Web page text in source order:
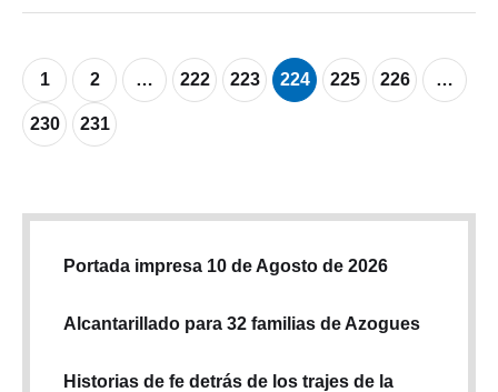
buscar un acercamiento de las posturas …
1 2 … 222 223 224 225 226 …
230 231
Portada impresa 10 de Agosto de 2026
Alcantarillado para 32 familias de Azogues
Historias de fe detrás de los trajes de la